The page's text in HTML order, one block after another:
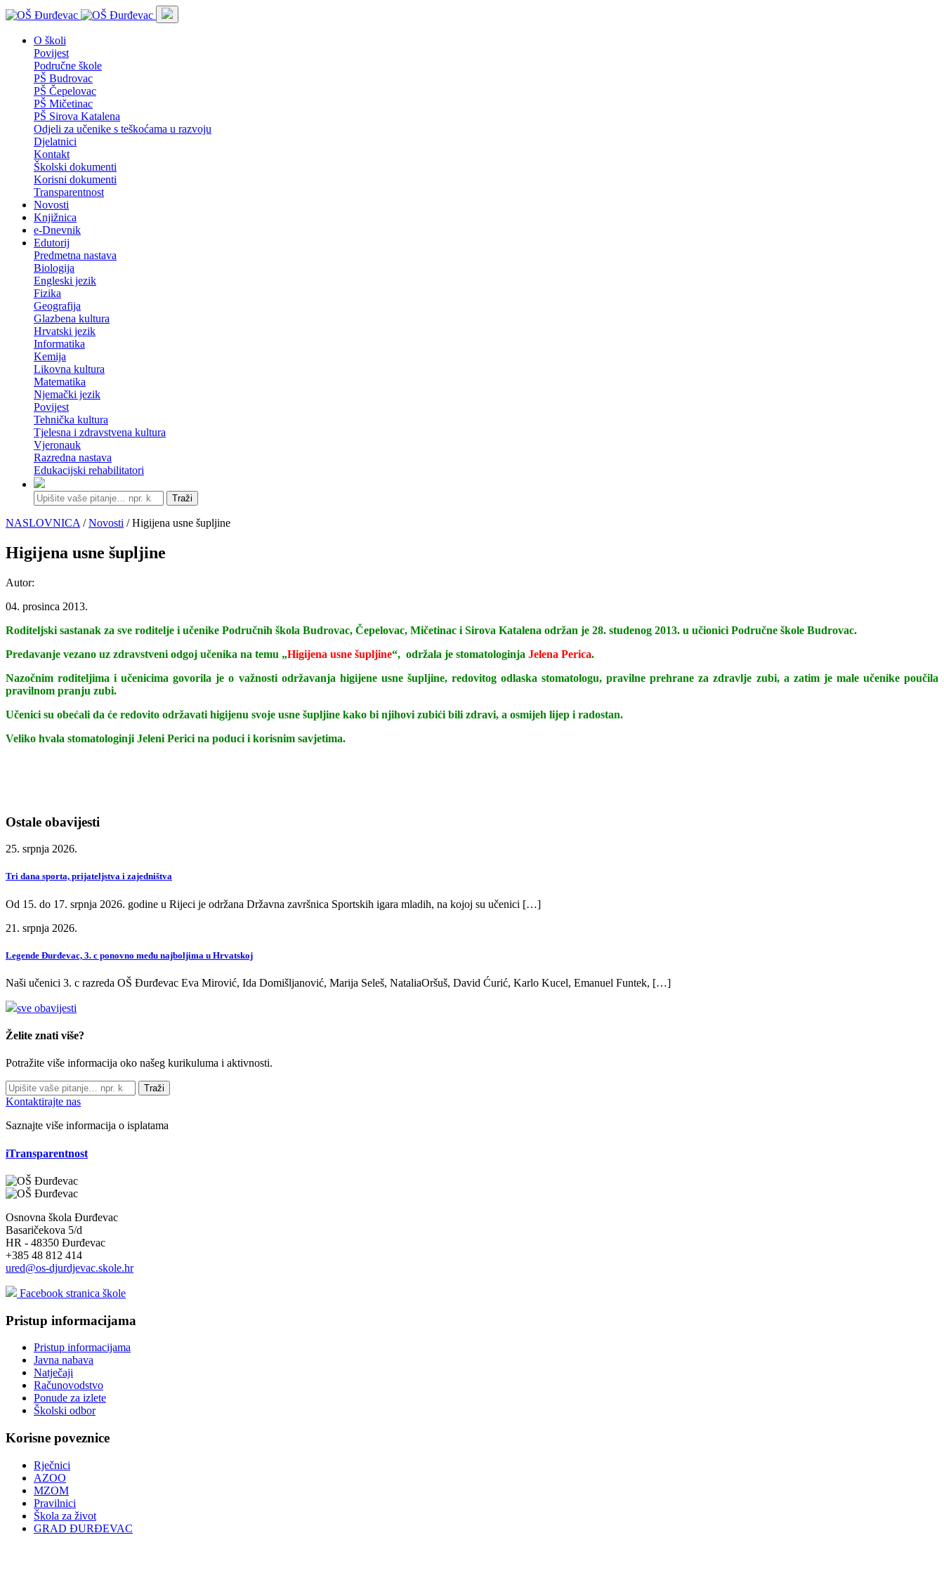
O školi
Povijest
Područne škole
PŠ Budrovac
PŠ Čepelovac
PŠ Mičetinac
PŠ Sirova Katalena
Odjeli za učenike s teškoćama u razvoju
Djelatnici
Kontakt
Školski dokumenti
Korisni dokumenti
Transparentnost
Novosti
Knjižnica
e-Dnevnik
Edutorij
Predmetna nastava
Biologija
Engleski jezik
Fizika
Geografija
Glazbena kultura
Hrvatski jezik
Informatika
Kemija
Likovna kultura
Matematika
Njemački jezik
Povijest
Tehnička kultura
Tjelesna i zdravstvena kultura
Vjeronauk
Razredna nastava
Edukacijski rehabilitatori
Traži
NASLOVNICA /Novosti / Higijena usne šupljine
Higijena usne šupljine
Autor:
04. prosinca 2013.
Roditeljski sastanak za sve roditelje i učenike Područnih škola Budrovac, Čepelovac, Mičetinac i Sirova Katalena održan je 28. studenog 2013. u učionici Područne škole Budrovac.
Predavanje vezano uz zdravstveni odgoj učenika na temu „Higijena usne šupljine“, održala je stomatologinja Jelena Perica.
Nazočnim roditeljima i učenicima govorila je o važnosti održavanja higijene usne šupljine, redovitog odlaska stomatologu, pravilne prehrane za zdravlje zubi, a zatim je male učenike poučila
pravilnom pranju zubi.
Učenici su obećali da će redovito održavati higijenu svoje usne šupljine kako bi njihovi zubići bili zdravi, a osmijeh lijep i radostan.
Veliko hvala stomatologinji Jeleni Perici na poduci i korisnim savjetima.
Ostale obavijesti
25. srpnja 2026.
Tri dana sporta, prijateljstva i zajedništva
Od 15. do 17. srpnja 2026. godine u Rijeci je održana Državna završnica Sportskih igara mladih, na kojoj su učenici […]
21. srpnja 2026.
Legende Đurđevac, 3. c ponovno među najboljima u Hrvatskoj
Naši učenici 3. c razreda OŠ Đurđevac Eva Mirović, Ida Domišljanović, Marija Seleš, NataliaOršuš, David Ćurić, Karlo Kucel, Emanuel Funtek, […]
sve obavijesti
Želite znati više?
Potražite više informacija oko našeg kurikuluma i aktivnosti.
Traži
Kontaktirajte nas
Saznajte više informacija o isplatama
iTransparentnost
Osnovna škola Đurđevac
Basaričekova 5/d
HR - 48350 Đurđevac
+385 48 812 414
ured@os-djurdjevac.skole.hr
Facebook stranica škole
Pristup informacijama
Pristup informacijama
Javna nabava
Natječaji
Računovodstvo
Ponude za izlete
Školski odbor
Korisne poveznice
Rječnici
AZOO
MZOM
Pravilnici
Škola za život
GRAD ĐURĐEVAC